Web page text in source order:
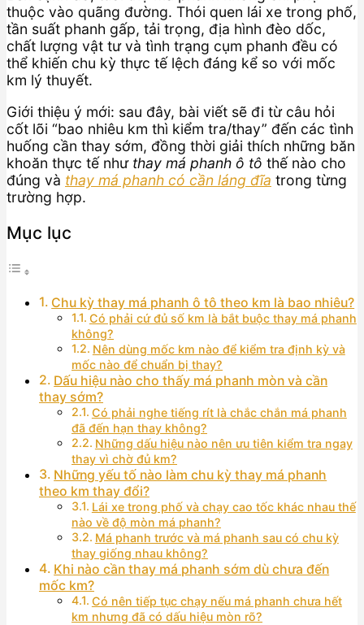
thuộc vào quãng đường. Thói quen lái xe trong phố,
tần suất phanh gấp, tải trọng, địa hình đèo dốc,
chất lượng vật tư và tình trạng cụm phanh đều có
thể khiến chu kỳ thực tế lệch đáng kể so với mốc
km lý thuyết.
Giới thiệu ý mới: sau đây, bài viết sẽ đi từ câu hỏi
cốt lõi “bao nhiêu km thì kiểm tra/thay” đến các tình
huống cần thay sớm, đồng thời giải thích những băn
khoăn thực tế như thay má phanh ô tô thế nào cho
đúng và thay má phanh có cần láng đĩa trong từng
trường hợp.
Mục lục
Chu kỳ thay má phanh ô tô theo km là bao nhiêu?
Có phải cứ đủ số km là bắt buộc thay má phanh
không?
Nên dùng mốc km nào để kiểm tra định kỳ và
mốc nào để chuẩn bị thay?
Dấu hiệu nào cho thấy má phanh mòn và cần
thay sớm?
Có phải nghe tiếng rít là chắc chắn má phanh
đã đến hạn thay không?
Những dấu hiệu nào nên ưu tiên kiểm tra ngay
thay vì chờ đủ km?
Những yếu tố nào làm chu kỳ thay má phanh
theo km thay đổi?
Lái xe trong phố và chạy cao tốc khác nhau thế
nào về độ mòn má phanh?
Má phanh trước và má phanh sau có chu kỳ
thay giống nhau không?
Khi nào cần thay má phanh sớm dù chưa đến
mốc km?
Có nên tiếp tục chạy nếu má phanh chưa hết
km nhưng đã có dấu hiệu mòn rõ?